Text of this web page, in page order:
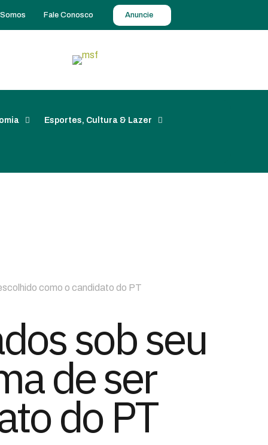
Fale Conosco Anuncie
Esportes, Cultura & Lazer
como o candidato do PT
sob seu
de ser
do PT